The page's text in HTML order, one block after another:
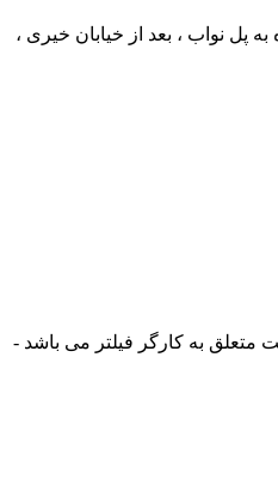
پل نواب ، بعد از خیابان خیری ،
به کارگر فیلتر می باشد -